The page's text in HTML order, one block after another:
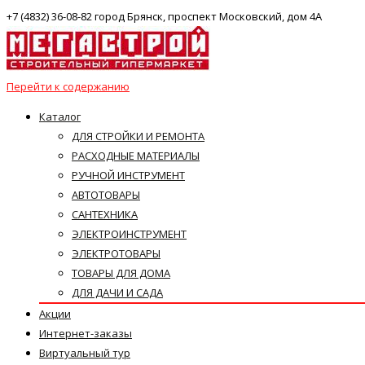
+7 (4832) 36-08-82 город Брянск, проспект Московский, дом 4А
Перейти к содержанию
Каталог
ДЛЯ СТРОЙКИ И РЕМОНТА
РАСХОДНЫЕ МАТЕРИАЛЫ
РУЧНОЙ ИНСТРУМЕНТ
АВТОТОВАРЫ
САНТЕХНИКА
ЭЛЕКТРОИНСТРУМЕНТ
ЭЛЕКТРОТОВАРЫ
ТОВАРЫ ДЛЯ ДОМА
ДЛЯ ДАЧИ И САДА
Акции
Интернет-заказы
Виртуальный тур